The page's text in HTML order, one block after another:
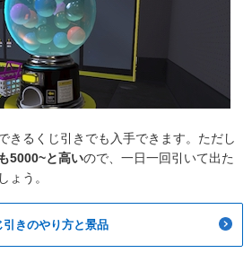
きるくじ引きでも入手できます。ただし
5000~と高いので、一日一回引いて出た
ょう。
引きのやり方と景品